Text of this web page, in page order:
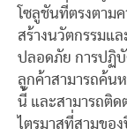
โซลูชันที่ตรงตาม
สร้างนวัตกรรมแ
ปลอดภัย การปฏิ
ลูกค้าสามารถค้น
นี้ และสามารถติด
ไตรมาสที่สามขอ